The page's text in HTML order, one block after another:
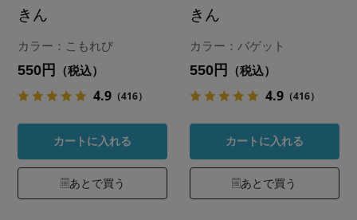
きん
カラー：こもれび
550円 （税込）
4.9 （416）
カートに入れる
あとで買う
きん
カラー：バゲット
550円 （税込）
4.9 （416）
カートに入れる
あとで買う